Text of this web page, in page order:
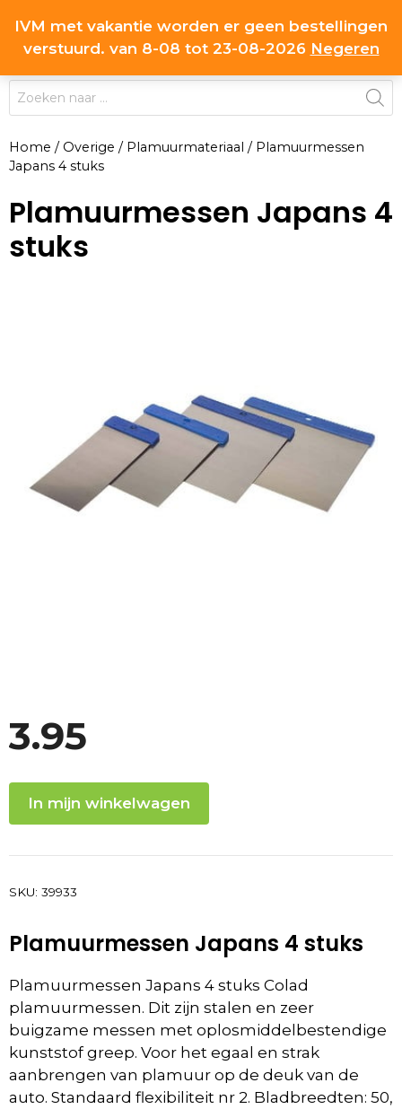
IVM met vakantie worden er geen bestellingen
verstuurd. van 8-08 tot 23-08-2026 Negeren
naar
inhoud
0 MENU
Producten
zoeken
Home / Overige / Plamuurmateriaal / Plamuurmessen
Japans 4 stuks
Plamuurmessen Japans 4
stuks
3.95
In mijn winkelwagen
SKU: 39933
Plamuurmessen Japans 4 stuks
Plamuurmessen Japans 4 stuks Colad
plamuurmessen. Dit zijn stalen en zeer
buigzame messen met oplosmiddelbestendige
kunststof greep. Voor het egaal en strak
aanbrengen van plamuur op de deuk van de
auto. Standaard flexibiliteit nr 2. Bladbreedten: 50,